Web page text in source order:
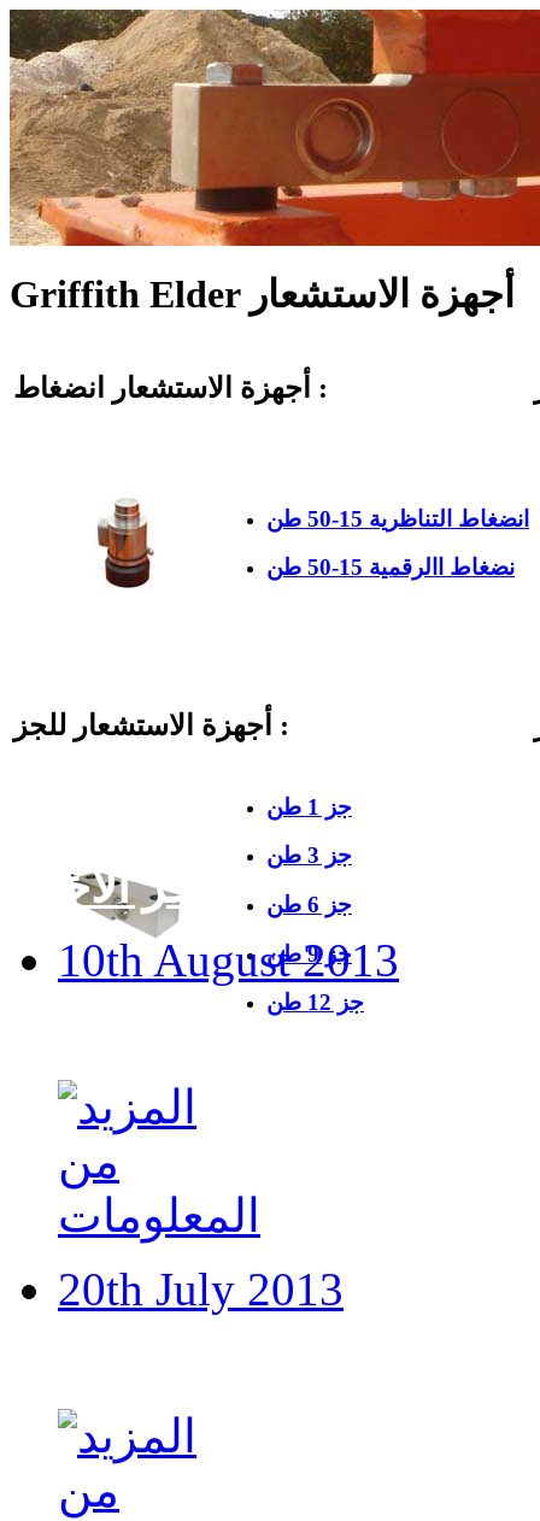
Griffith Elder أجهزة الاستشعار
أجهزة الاستشعار انضغاط :
انضغاط التناظرية 15-50 طن
نضغاط االرقمية 15-50 طن
أجهزة الاستشعار للجز :
جز 1 طن
جز 3 طن
جز 6 طن
جز 9 طن
جز 12 طن
آخر الأخبار
10th August 2013
General Manager
20th July 2013